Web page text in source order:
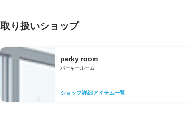
取り扱いショップ
perky room
パーキールーム
ショップ詳細アイテム一覧